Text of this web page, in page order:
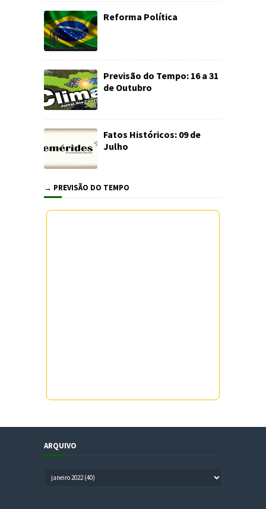
Reforma Política
Previsão do Tempo: 16 a 31
de Outubro
Fatos Históricos: 09 de
Julho
→ PREVISÃO DO TEMPO
ARQUIVO